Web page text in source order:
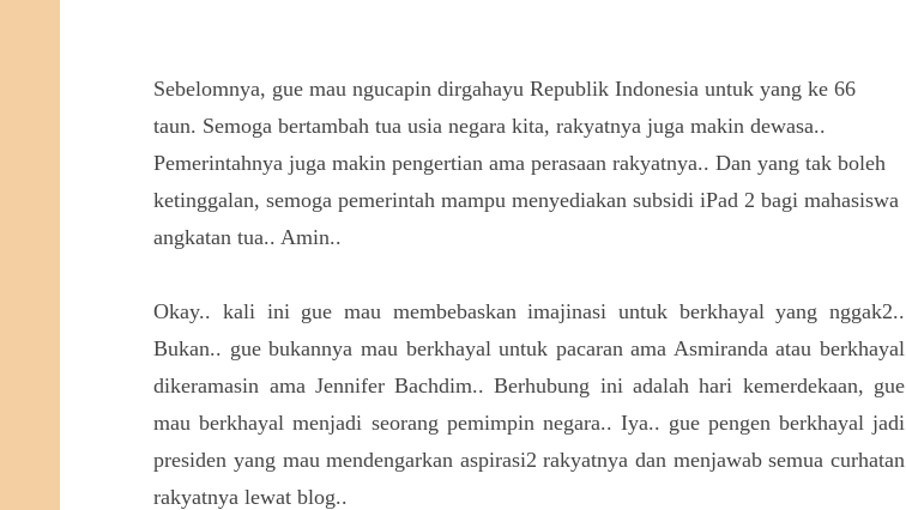
Sebelomnya, gue mau ngucapin dirgahayu Republik Indonesia untuk yang ke 66
taun. Semoga bertambah tua usia negara kita, rakyatnya juga makin dewasa..
Pemerintahnya juga makin pengertian ama perasaan rakyatnya.. Dan yang tak boleh
ketinggalan, semoga pemerintah mampu menyediakan subsidi iPad 2 bagi mahasiswa
angkatan tua.. Amin..
Okay.. kali ini gue mau membebaskan imajinasi untuk berkhayal yang nggak2..
Bukan.. gue bukannya mau berkhayal untuk pacaran ama Asmiranda atau berkhayal
dikeramasin ama Jennifer Bachdim.. Berhubung ini adalah hari kemerdekaan, gue
mau berkhayal menjadi seorang pemimpin negara.. Iya.. gue pengen berkhayal jadi
presiden yang mau mendengarkan aspirasi2 rakyatnya dan menjawab semua curhatan
rakyatnya lewat blog..